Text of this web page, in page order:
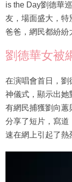
is the Day劉德華
友，場面盛大，特
爸爸，網民都紛紛
劉德華女被
在演唱會首日，劉
神儀式，顯示出她
有網民捕獲劉向蕙
分享了短片，寫道
速在網上引起了熱